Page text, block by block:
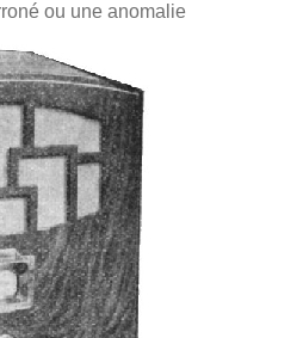
ou une anomalie